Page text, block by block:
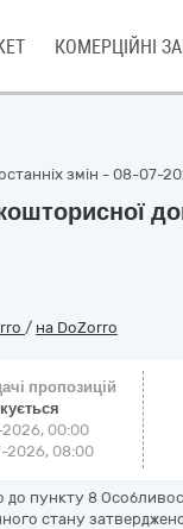
КОМЕРЦІЙНІ
змін - 08-07-
/ на DoZorro
пропозицій
2026, 00:00
2026, 08:00
до пункту 8
стану